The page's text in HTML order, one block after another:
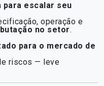
escalar seu
operação e
no setor.
para o mercado de
riscos — leve